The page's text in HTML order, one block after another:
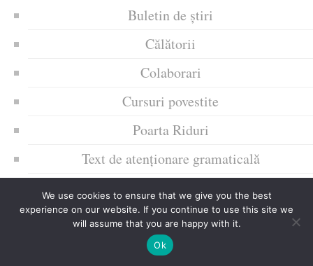
Buletin de știri
Călătorii
Colaborari
Cursuri povestite
Poarta Riduri
Text de atenționare gramaticală
Trăiri afective ale mele
Uncategorized
Zice Dunia
We use cookies to ensure that we give you the best
experience on our website. If you continue to use this site we
will assume that you are happy with it.
Ok